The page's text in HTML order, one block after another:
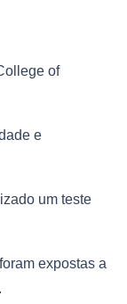
of
e
um teste
expostas a